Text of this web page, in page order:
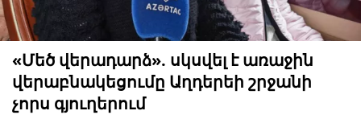
«Մեծ վերադարձ». սկսվել է առաջին
վերաբնակեցումը Աղդերեի շրջանի
չորս գյուղերում